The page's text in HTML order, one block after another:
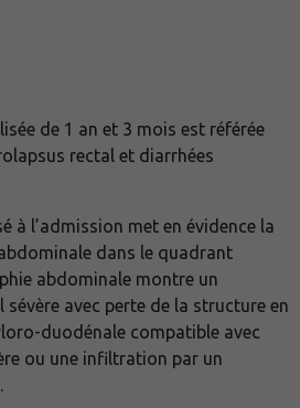
de 1 an et 3 mois est référée
rectal et diarrhées
à l’admission met en évidence la
dans le quadrant
abdominale montre un
avec perte de la structure en
duodénale compatible avec
ou une infiltration par un